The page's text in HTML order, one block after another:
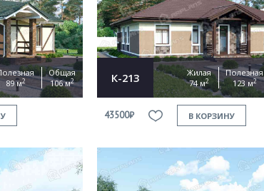
89 м2
Общая
106 м2 К-213
Жилая
74 м2
Полезная
123 м2
43500₽ В КОРЗИНУ